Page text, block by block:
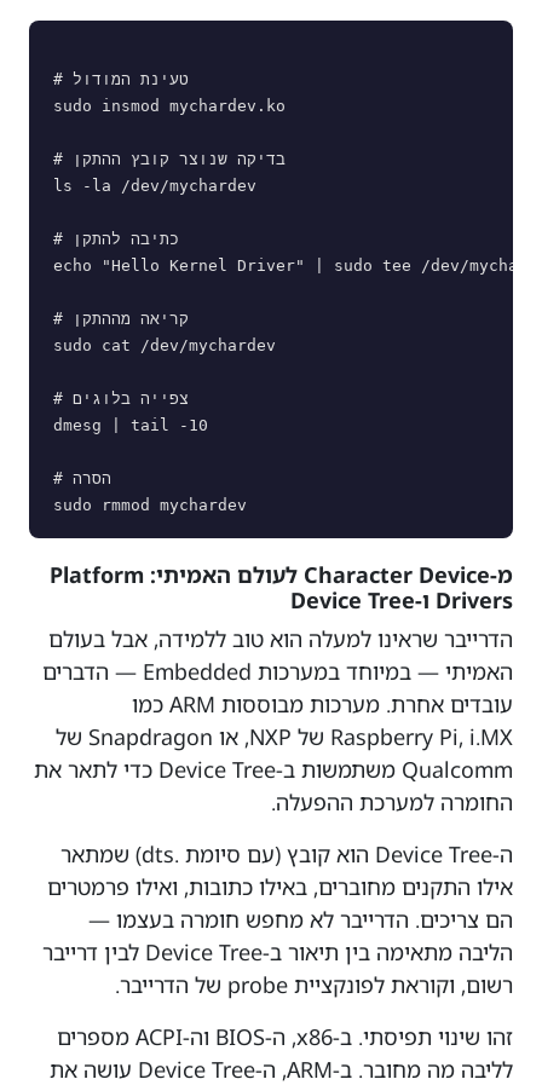
# טעינת המודול
sudo insmod mychardev.ko
# בדיקה שנוצר קובץ ההתקן
ls -la /dev/mychardev
# כתיבה להתקן
echo "Hello Kernel Driver" | sudo tee /dev/
# קריאה מההתקן
sudo cat /dev/mychardev
# צפייה בלוגים
dmesg | tail -10
# הסרה
מ-Character Device לעולם האמיתי: Platform
Drivers ו-Device Tree
הדרייבר שראינו למעלה הוא טוב ללמידה, אבל בעולם
האמיתי — במיוחד במערכות Embedded — הדברים
עובדים אחרת. מערכות מבוססות ARM כמו
Raspberry Pi, i.MX של NXP, או Snapdragon של
Qualcomm משתמשות ב-Device Tree כדי לתאר את
החומרה למערכת ההפעלה.
ה-Device Tree הוא קובץ (עם סיומת .dts) שמתאר
אילו התקנים מחוברים, באילו כתובות, ואילו פרמטרים
הם צריכים. הדרייבר לא מחפש חומרה בעצמו —
הליבה מתאימה בין תיאור ב-Device Tree לבין דרייבר
רשום, וקוראת לפונקציית probe של הדרייבר.
זהו שינוי תפיסתי. ב-x86, ה-BIOS וה-ACPI מספרים
לליבה מה מחובר. ב-ARM, ה-Device Tree עושה את